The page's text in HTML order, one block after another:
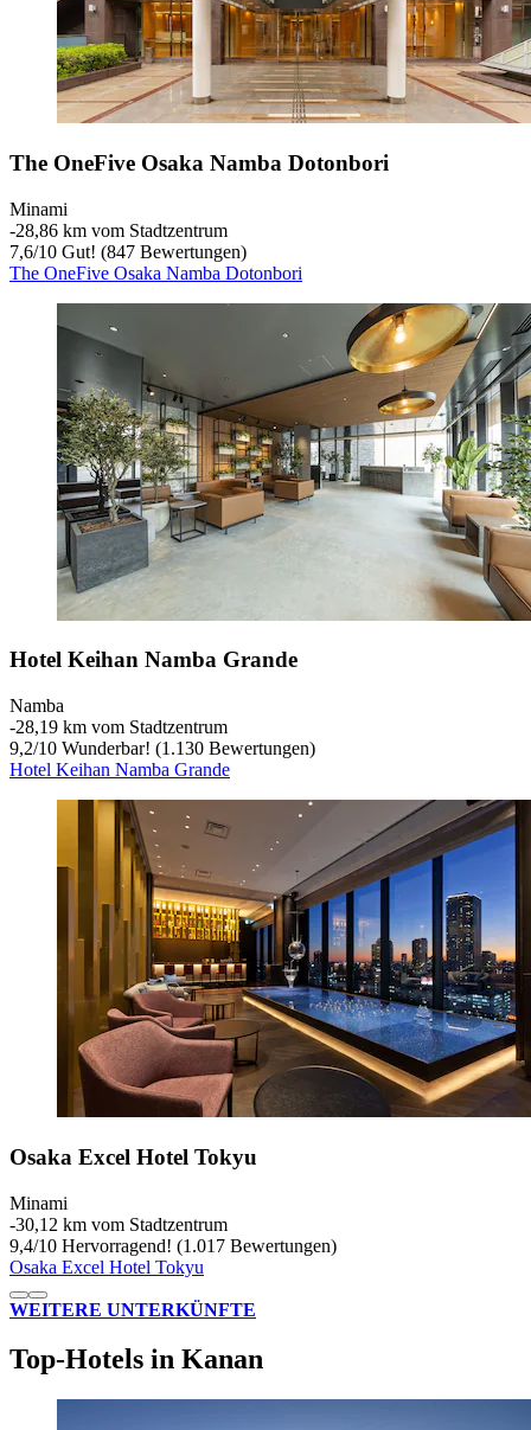
The OneFive Osaka Namba Dotonbori
Minami
‐28,86 km vom Stadtzentrum
7,6/10 Gut! (847 Bewertungen)
The OneFive Osaka Namba Dotonbori
Hotel Keihan Namba Grande
Namba
‐28,19 km vom Stadtzentrum
9,2/10 Wunderbar! (1.130 Bewertungen)
Hotel Keihan Namba Grande
Osaka Excel Hotel Tokyu
Minami
‐30,12 km vom Stadtzentrum
9,4/10 Hervorragend! (1.017 Bewertungen)
Osaka Excel Hotel Tokyu
WEITERE UNTERKÜNFTE
Top-Hotels in Kanan